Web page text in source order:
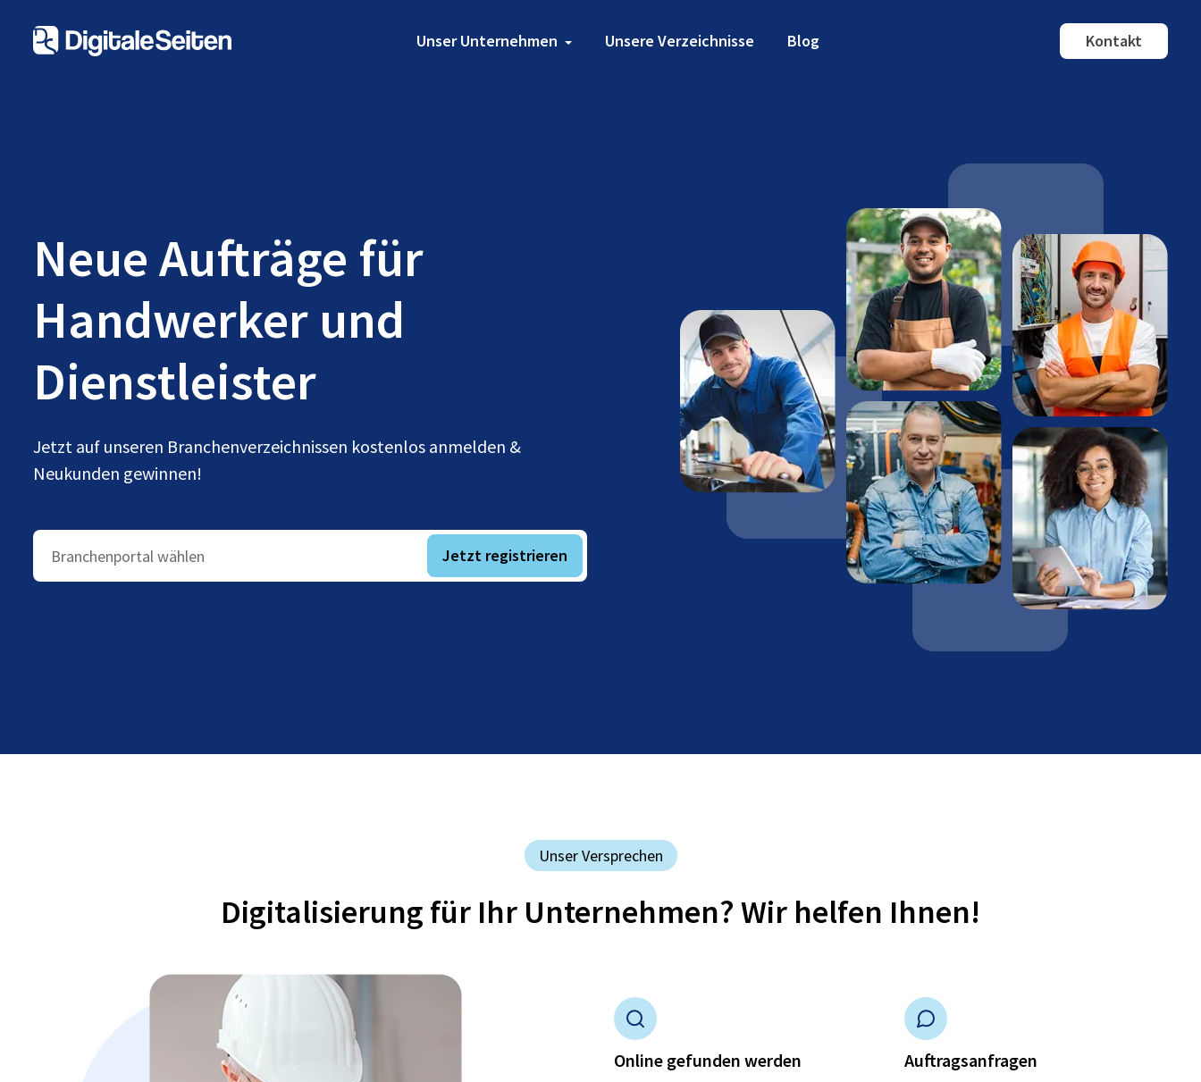
Unser Unternehmen Unsere Verzeichnisse Blog Kontakt
Neue Aufträge für
Handwerker und
Dienstleister
Jetzt auf unseren Branchenverzeichnissen kostenlos anmelden &
Neukunden gewinnen!
Branchenportal wählen Jetzt registrieren
Unser Versprechen
Digitalisierung für Ihr Unternehmen? Wir helfen Ihnen!
Online gefunden werden Auftragsanfragen